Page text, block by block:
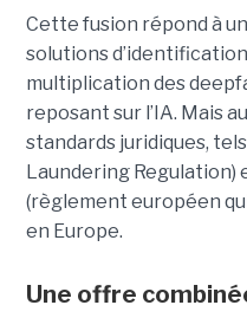
Cette fusion répond à
solutions
multiplication des
reposant sur l’IA. Mais
standards juridiques,
Laundering Regulation)
(règlement européen
en Europe.
Une offre